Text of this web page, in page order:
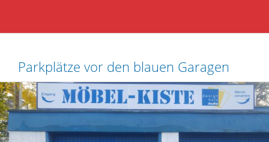
Parkplätze vor den blauen Garagen